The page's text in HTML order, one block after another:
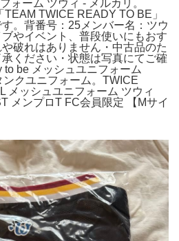
ォーム ツウィ - メルカリ。
TWICE READY TO BE」
。背番号：25メンバー名：ツウ
やイベント、普段使いにもおす
破れはありません・中古品のた
ください・状態は写真にてご確
be メッシュユニフォーム
クユニフォーム。TWICE
メッシュユニフォーム ツウィ
メンプロT FC会員限定 【Mサイ